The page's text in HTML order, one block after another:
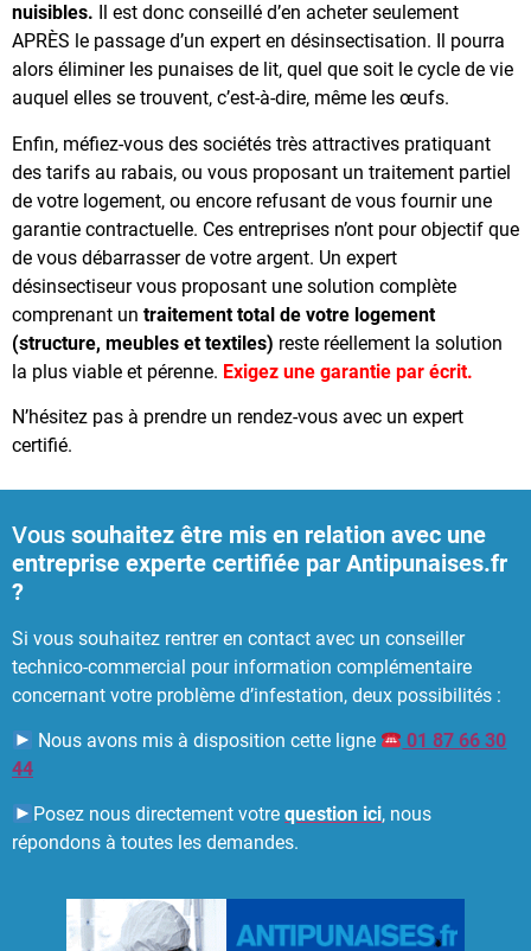
nuisibles. Il est donc conseillé d’en acheter seulement
APRÈS le passage d’un expert en désinsectisation. Il pourra
alors éliminer les punaises de lit, quel que soit le cycle de vie
auquel elles se trouvent, c’est-à-dire, même les œufs.
Enfin, méfiez-vous des sociétés très attractives pratiquant
des tarifs au rabais, ou vous proposant un traitement partiel
de votre logement, ou encore refusant de vous fournir une
garantie contractuelle. Ces entreprises n’ont pour objectif que
de vous débarrasser de votre argent. Un expert
désinsectiseur vous proposant une solution complète
comprenant un traitement total de votre logement
(structure, meubles et textiles) reste réellement la solution
la plus viable et pérenne. Exigez une garantie par écrit.
N’hésitez pas à prendre un rendez-vous avec un expert
certifié.
Vous souhaitez être mis en relation avec une
entreprise experte certifiée par Antipunaises.fr
?
Si vous souhaitez rentrer en contact avec un conseiller
technico-commercial pour information complémentaire
concernant votre problème d’infestation, deux possibilités :
Nous avons mis à disposition cette ligne
01 87 66 30
44
Posez nous directement votrequestion ici, nous
répondons à toutes les demandes.